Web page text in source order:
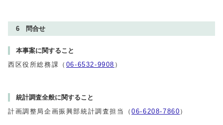
6 問合せ
本事案に関すること
西区役所総務課（ 06-6532-9908 ）
統計調査全般に関すること
計画調整局企画振興部統計調査担当（06-6208-7860 ）